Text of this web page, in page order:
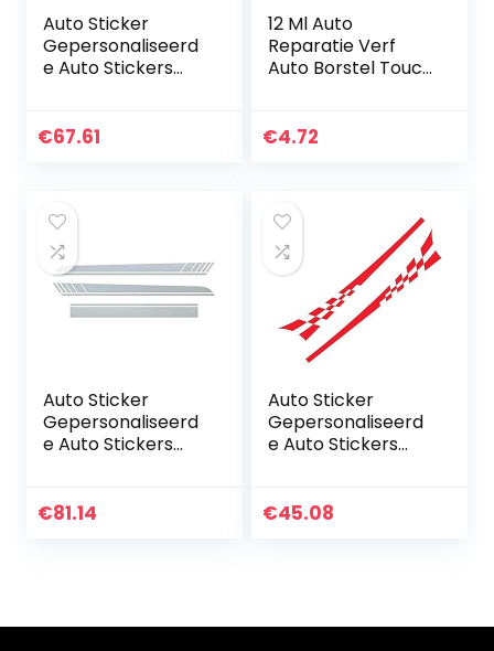
Auto Sticker
Gepersonaliseerd
e Auto Stickers
Styling Stick Auto
€67.61
12 Ml Auto
Reparatie Verf
Auto Borstel Touch
Auto Borstel Auto
€4.72
Auto Sticker
Gepersonaliseerd
e Auto Stickers
Auto Styling Stick
€81.14
Auto Sticker
Gepersonaliseerd
e Auto Stickers
Styling Stick Auto
€45.08